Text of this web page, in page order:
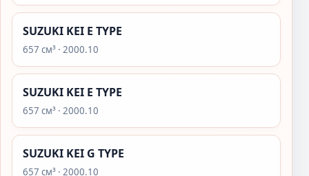
SUZUKI KEI E TYPE
657 см³ · 2000.10
SUZUKI KEI E TYPE
657 см³ · 2000.10
SUZUKI KEI G TYPE
657 см³ · 2000.10